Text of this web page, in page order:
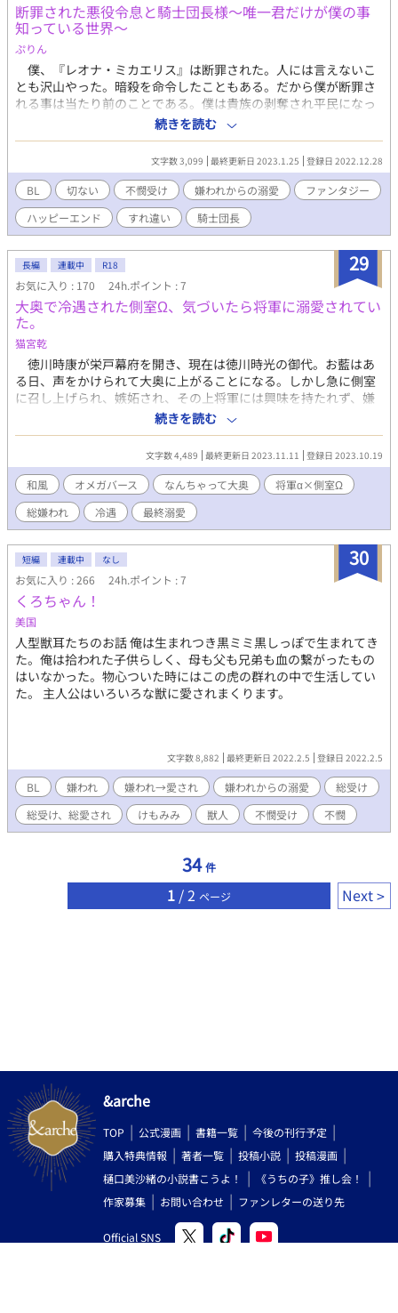
断罪された悪役令息と騎士団長様〜唯一君だけが僕の事
知っている世界〜
ぷりん
僕、『レオナ・ミカエリス』は断罪された。人には言えないこ
とも沢山やった。暗殺を命令したこともある。だから僕が断罪さ
れる事は当たり前のことである。僕は貴族の剥奪され平民になっ
た。 平民になって早一週間、気づいた事がある…それは誰一人
として僕のことを知らないのである！以前関わっていた人に会っ
ても、僕のことを初めて会った人のように接してくる。それは僕
にとって好都合である。 よしっ!僕の事を誰も覚えてないから新
たな人生エンジョイするぞ!! と思っていたのに… 唯一、僕の
ことを覚えている奴が目の前に現れる。それは僕のことを嫌い憎
んでいる騎士団長様である。 これは二人が誤解を解きながら思
いを寄せ合う物語である。 イケメン騎士団長様×不憫元悪役
令息。主人公は最初攻めに嫌われていますが、後に溺愛する予定
です。BLを書くのは初めてなので知識不足が出る可能性がありま
すので、ご了承ください。
続きを読む
文字数 3,099 最終更新日 2023.1.25 登録日 2022.12.28
BL 切ない 不憫受け 嫌われからの溺愛
ファンタジー
ハッピーエンド
すれ違い 騎士団長
29
長編 連載中 R18
お気に入り : 170 24h.ポイント : 7
大奥で冷遇された側室Ω、気づいたら将軍に溺愛されてい
た。
猫宮乾
徳川時康が栄戸幕府を開き、現在は徳川時光の御代。お藍はあ
る日、声をかけられて大奥に上がることになる。しかし急に側室
に召し上げられ、嫉妬され、その上将軍には興味を持たれず、嫌
われ冷遇される日々である。だが、いつの間にか時光がたびたび
訪れるようになり、気づいたら溺愛されていた。※和風の江戸風
異世界×オメガバースの大奥のお話です。総嫌われからの溺愛で
す。（溺愛まで多少時間がかかります）
続きを読む
文字数 4,489 最終更新日 2023.11.11 登録日 2023.10.19
和風 オメガバース なんちゃって大奥
将軍α×側室Ω
総嫌われ
冷遇 最終溺愛
30
短編 連載中 なし
お気に入り : 266 24h.ポイント : 7
くろちゃん！
美国
人型獣耳たちのお話 俺は生まれつき黒ミミ黒しっぽで生まれてき
た。俺は拾われた子供らしく、母も父も兄弟も血の繋がったもの
はいなかった。物心ついた時にはこの虎の群れの中で生活してい
た。 主人公はいろいろな獣に愛されまくります。
文字数 8,882 最終更新日 2022.2.5 登録日 2022.2.5
BL 嫌われ 嫌われ→愛され 嫌われからの溺愛
総受け
総受け、総愛され
けもみみ 獣人 不憫受け 不憫
34 件
1 / 2 ページ Next
&arche
TOP 公式漫画 書籍一覧
今後の刊行予定
購入特典情報
著者一覧 投稿小説
投稿漫画
樋口美沙緒の小説書こうよ！
《うちの子》推し会！
作家募集
お問い合わせ ファンレターの送り先
Official SNS